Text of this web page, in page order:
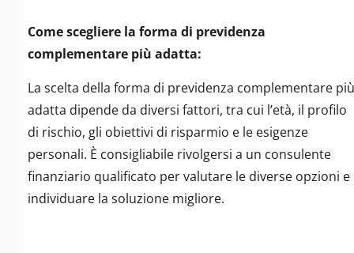
Come scegliere la forma di previdenza
complementare più adatta:
La scelta della forma di previdenza complementare più
adatta dipende da diversi fattori, tra cui l’età, il profilo
di rischio, gli obiettivi di risparmio e le esigenze
personali. È consigliabile rivolgersi a un consulente
finanziario qualificato per valutare le diverse opzioni e
individuare la soluzione migliore.